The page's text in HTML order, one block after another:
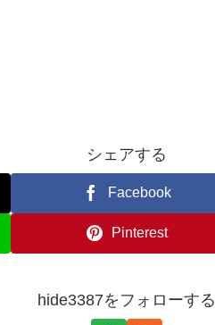
シェアする
Facebook
Pinterest
hide3387をフォローする